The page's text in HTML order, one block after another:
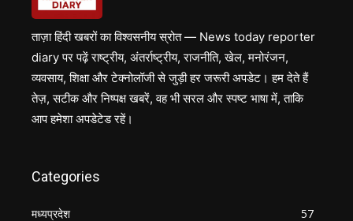
ताज़ा हिंदी खबरों का विश्वसनीय स्रोत — News today reporter
diary पर पढ़ें राष्ट्रीय, अंतर्राष्ट्रीय, राजनीति, खेल, मनोरंजन,
व्यवसाय, शिक्षा और टेक्नोलॉजी से जुड़ी हर जरूरी अपडेट। हम देते हैं
तेज़, सटीक और निष्पक्ष खबरें, वह भी सरल और स्पष्ट भाषा में, ताकि
आप हमेशा अपडेटेड रहें।
Categories
मध्यप्रदेश
57